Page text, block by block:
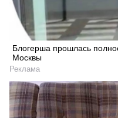
Блогерша прошлась
Москвы
Реклама